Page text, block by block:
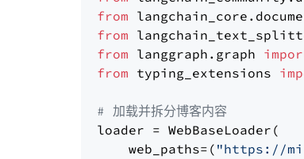
from
from
from langgraph.graph
from typing_extensions
# 加载并拆分博客内容
loader = WebBaseLoader(
    web_paths=(
"https://